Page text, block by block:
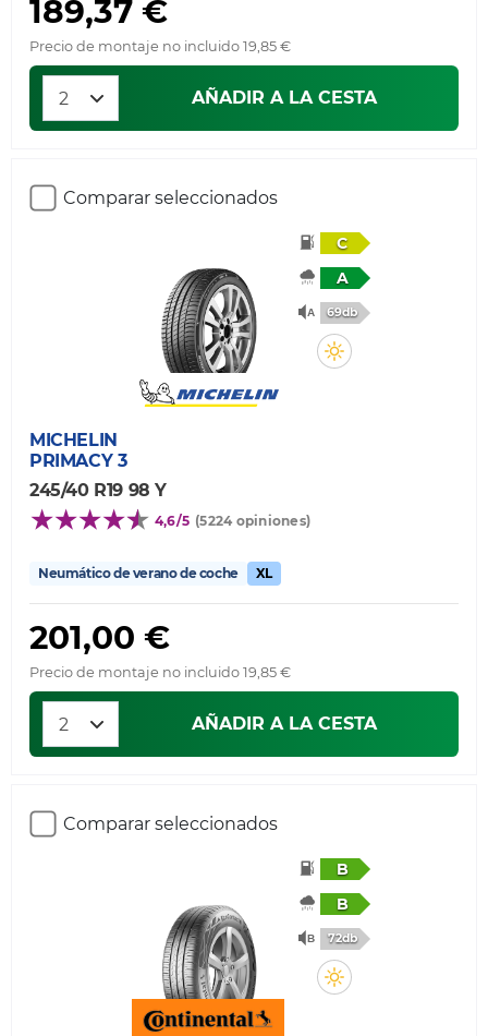
189,37 €
Precio de montaje no incluido 19,85 €
AÑADIR A LA CESTA
Comparar seleccionados
C
A
69db
MICHELIN
PRIMACY 3
245/40 R19 98 Y
4,6/5 (5224 opiniones)
Neumático de verano de coche XL
201,00 €
Precio de montaje no incluido 19,85 €
AÑADIR A LA CESTA
Comparar seleccionados
B
B
72db